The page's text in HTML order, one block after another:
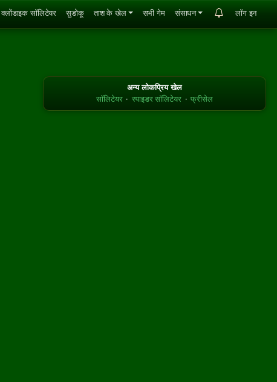
क्लोंडाइक सॉलिटेयर सुडोकू ताश के खेल सभी गेम संसाधन लॉग इन
अन्य लोकप्रिय खेल
सॉलिटेयर · स्पाइडर सॉलिटेयर · फ्रीसेल